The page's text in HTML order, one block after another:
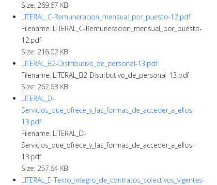
Size: 269.67 KB
LITERAL_C-Remuneracion_mensual_por_puesto-12.pdf
Filename: LITERAL_C-Remuneracion_mensual_por_puesto-
12.pdf
Size: 216.02 KB
LITERAL_B2-Distributivo_de_personal-13.pdf
Filename: LITERAL_B2-Distributivo_de_personal-13.pdf
Size: 262.63 KB
LITERAL_D-
Servicios_que_ofrece_y_las_formas_de_acceder_a_ellos-
13.pdf
Filename: LITERAL_D-
Servicios_que_ofrece_y_las_formas_de_acceder_a_ellos-
13.pdf
Size: 257.64 KB
LITERAL_E-Texto_integro_de_contratos_colectivos_vigentes-